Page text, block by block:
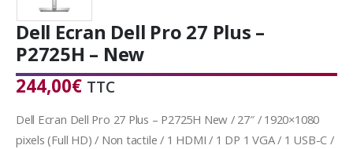
Dell Ecran Dell Pro 27 Plus –
P2725H – New
244,00€ TTC
Dell Ecran Dell Pro 27 Plus – P2725H New / 27″ / 1920×1080
pixels (Full HD) / Non tactile / 1 HDMI / 1 DP 1 VGA / 1 USB-C /